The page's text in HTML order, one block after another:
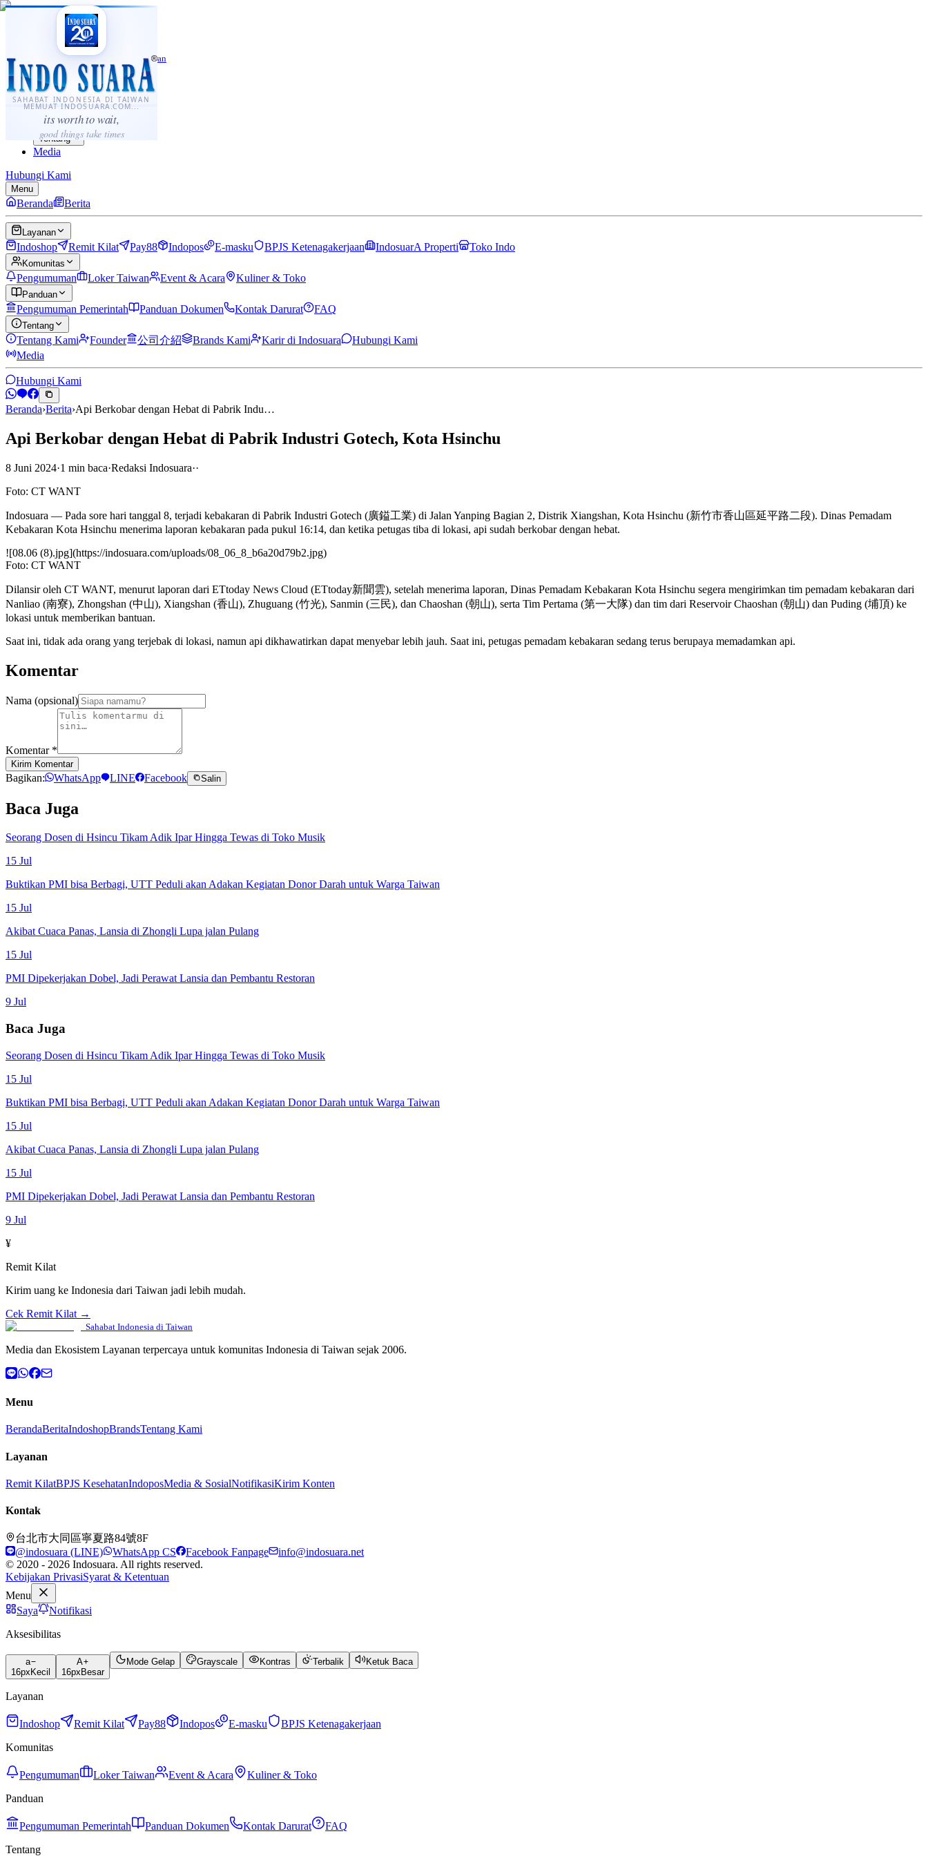
SAHABAT INDONESIA DI TAIWAN
MEMUAT INDOSUARA.COM...
its worth to wait,
good things take times
·...
⌘K
Sahabat Indonesia di Taiwan
Berita
Layanan
Komunitas
Panduan
Tentang
Media
Hubungi Kami
Menu
Beranda Berita
Layanan
Indoshop Remit Kilat Pay88 Indopos E-masku BPJS Ketenagakerjaan IndosuarA Properti Toko Indo
Komunitas
Pengumuman Loker Taiwan Event & Acara Kuliner & Toko
Panduan
Pengumuman Pemerintah Panduan Dokumen Kontak Darurat FAQ
Tentang
Tentang Kami Founder 公司介紹 Brands Kami Karir di Indosuara
Hubungi Kami
Media
Hubungi Kami
Beranda›Berita›Api Berkobar dengan Hebat di Pabrik Indu…
Api Berkobar dengan Hebat di Pabrik Industri Gotech, Kota Hsinchu
8 Juni 2024·1 min baca·Redaksi Indosuara··
Foto: CT WANT
Indosuara — Pada sore hari tanggal 8, terjadi kebakaran di Pabrik Industri Gotech (廣鎰工業) di Jalan Yanping Bagian 2, Distrik Xiangshan, Kota Hsinchu (新竹市香山區延平路二段). Dinas Pemadam
Kebakaran Kota Hsinchu menerima laporan kebakaran pada pukul 16:14, dan ketika petugas tiba di lokasi, api sudah berkobar dengan hebat.
![08.06 (8).jpg](https://indosuara.com/uploads/08_06_8_b6a20d79b2.jpg)
Foto: CT WANT
Dilansir oleh CT WANT, menurut laporan dari ETtoday News Cloud (ETtoday新聞雲), setelah menerima laporan, Dinas Pemadam Kebakaran Kota Hsinchu segera mengirimkan tim pemadam kebakaran dari
Nanliao (南寮), Zhongshan (中山), Xiangshan (香山), Zhuguang (竹光), Sanmin (三民), dan Chaoshan (朝山), serta Tim Pertama (第一大隊) dan tim dari Reservoir Chaoshan (朝山) dan Puding (埔頂) ke
lokasi untuk memberikan bantuan.
Saat ini, tidak ada orang yang terjebak di lokasi, namun api dikhawatirkan dapat menyebar lebih jauh. Saat ini, petugas pemadam kebakaran sedang terus berupaya memadamkan api.
Komentar
Nama (opsional)
Komentar *
Kirim Komentar
Bagikan: WhatsApp LINE Facebook Salin
Baca Juga
Seorang Dosen di Hsincu Tikam Adik Ipar Hingga Tewas di Toko Musik
15 Jul
Buktikan PMI bisa Berbagi, UTT Peduli akan Adakan Kegiatan Donor Darah untuk Warga Taiwan
15 Jul
Akibat Cuaca Panas, Lansia di Zhongli Lupa jalan Pulang
15 Jul
PMI Dipekerjakan Dobel, Jadi Perawat Lansia dan Pembantu Restoran
9 Jul
Baca Juga
Seorang Dosen di Hsincu Tikam Adik Ipar Hingga Tewas di Toko Musik
15 Jul
Buktikan PMI bisa Berbagi, UTT Peduli akan Adakan Kegiatan Donor Darah untuk Warga Taiwan
15 Jul
Akibat Cuaca Panas, Lansia di Zhongli Lupa jalan Pulang
15 Jul
PMI Dipekerjakan Dobel, Jadi Perawat Lansia dan Pembantu Restoran
9 Jul
¥
Remit Kilat
Kirim uang ke Indonesia dari Taiwan jadi lebih mudah.
Cek Remit Kilat →
Sahabat Indonesia di Taiwan
Media dan Ekosistem Layanan terpercaya untuk komunitas Indonesia di Taiwan sejak 2006.
Menu
BerandaBeritaIndoshopBrandsTentang Kami
Layanan
Remit KilatBPJS KesehatanIndoposMedia & SosialNotifikasiKirim Konten
Kontak
台北市大同區寧夏路84號8F
@indosuara (LINE)
WhatsApp CS Facebook Fanpage
info@indosuara.net
© 2020 - 2026 Indosuara. All rights reserved.
Kebijakan PrivasiSyarat & Ketentuan
Menu
Saya
Notifikasi
Aksesibilitas
a
16px Kecil
A
16px Besar
Mode Gelap Grayscale Kontras Terbalik Ketuk Baca
Layanan
Indoshop Remit Kilat Pay88 Indopos E-masku
BPJS Ketenagakerjaan
Komunitas
Pengumuman Loker Taiwan Event & Acara
Kuliner & Toko
Panduan
Pengumuman Pemerintah Panduan Dokumen Kontak Darurat
FAQ
Tentang